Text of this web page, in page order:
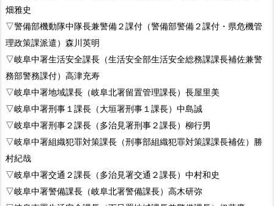
畑雅史
▽警備部機動隊中隊長兼警備２課付（警備部警備２課付・県危機管
理政策課派遣）森川英明
▽岐阜中署生活安全課長（生活安全部生活安全総務課課長補佐兼警
務部警務課付）高津充寿
▽岐阜中署地域課長（岐阜北署留置管理課長）長屋里美
▽岐阜中署刑事１課長（大垣署刑事１課長）中島誠
▽岐阜中署刑事２課長（多治見署刑事２課長）柳行男
▽岐阜中署組織犯罪対策課長（刑事部組織犯罪対策課課長補佐）勝
村紀哉
▽岐阜中署交通２課長（多治見署交通２課長）中村和史
▽岐阜中署警備課長（岐阜北署警備課長）高木研弥